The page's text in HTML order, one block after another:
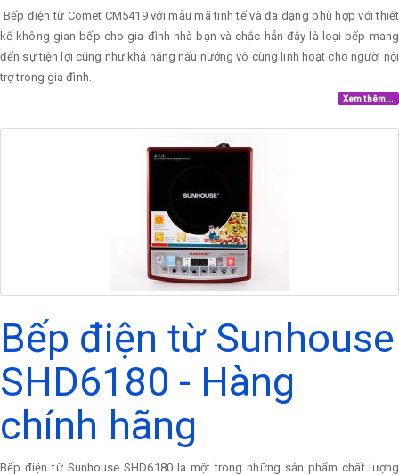
Bếp điện từ Comet CM5419 với mẫu mã tinh tế và đa dạng phù hợp với thiết
kế không gian bếp cho gia đình nhà bạn và chắc hẳn đây là loại bếp mang
đến sự tiện lợi cũng như khả năng nấu nướng vô cùng linh hoạt cho người nội
trợ trong gia đình.
Xem thêm...
Bếp điện từ Sunhouse
SHD6180 - Hàng
chính hãng
Bếp điện từ Sunhouse SHD6180 là một trong những sản phẩm chất lượng